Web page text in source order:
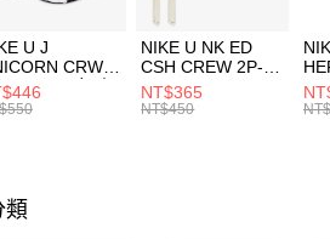
U J
CRW
-160 男女 中
FZ3393100
NIKE U NK ED
CSH CREW 2P-
144 EMBRDY 男
女 短統襪
NT$365
NT$450
類